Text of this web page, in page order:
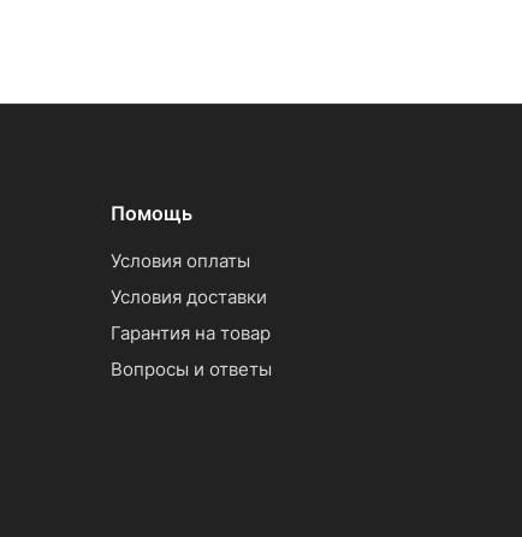
Помощь
Условия оплаты
Условия доставки
Гарантия на товар
Вопросы и ответы